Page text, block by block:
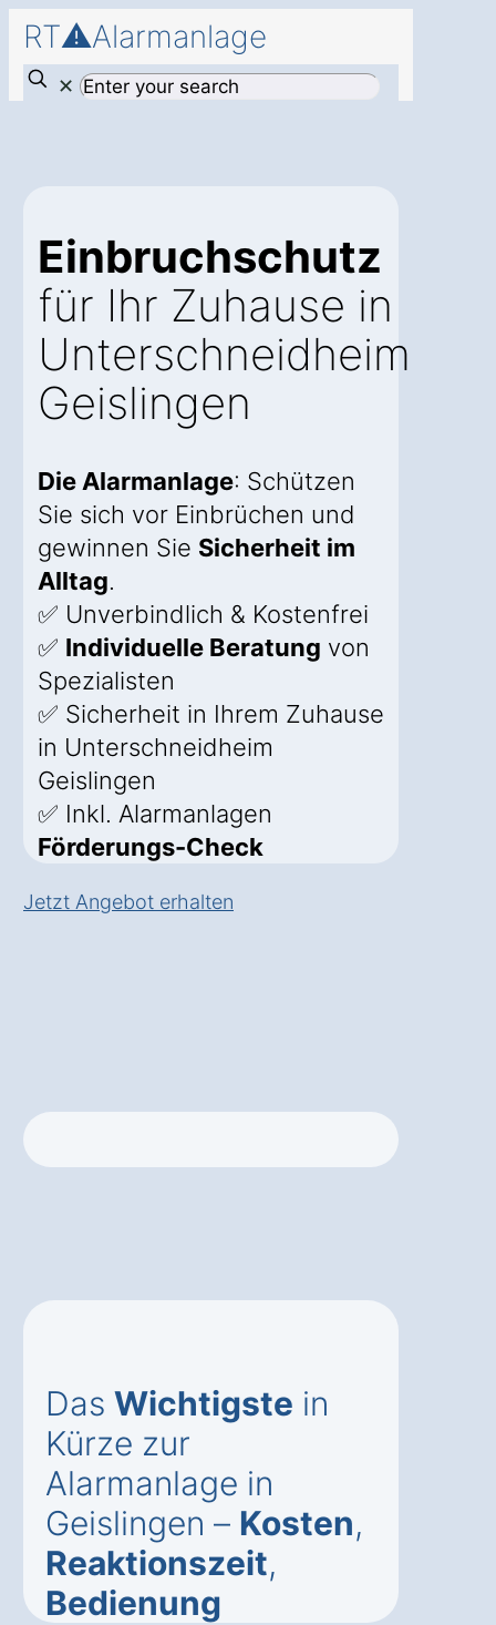
RT⚠️Alarmanlage
✕
Einbruchschutz
für Ihr Zuhause in
Unterschneidheim
Geislingen
Die Alarmanlage: Schützen
Sie sich vor Einbrüchen und
gewinnen Sie Sicherheit im
Alltag.
✅ Unverbindlich & Kostenfrei
✅ Individuelle Beratung von
Spezialisten
✅ Sicherheit in Ihrem Zuhause
in Unterschneidheim
Geislingen
✅ Inkl. Alarmanlagen
Förderungs-Check
Jetzt Angebot erhalten
Das Wichtigste in
Kürze zur
Alarmanlage in
Geislingen – Kosten,
Reaktionszeit,
Bedienung